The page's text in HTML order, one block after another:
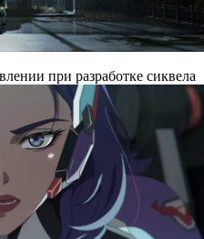
при разработке сиквела